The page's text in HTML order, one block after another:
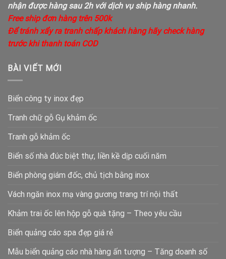
nhận được hàng sau 2h với dịch vụ ship hàng nhanh.
Free ship đơn hàng trên 500k
Để tránh xẩy ra tranh chấp khách hàng hãy check hàng
trước khi thanh toán COD
BÀI VIẾT MỚI
Biển công ty inox đẹp
Tranh chữ gỗ Gụ khảm ốc
Tranh gỗ khảm ốc
Biển số nhà đúc biệt thự, liền kề dịp cuối năm
Biển phòng giám đốc, chủ tịch bằng inox
Vách ngăn inox mạ vàng gương trang trí nội thất
Khảm trai ốc lên hộp gỗ quà tặng – Theo yêu cầu
Biển quảng cáo spa đẹp giá rẻ
Mẫu biển quảng cáo nhà hàng ấn tượng – Tăng doanh số